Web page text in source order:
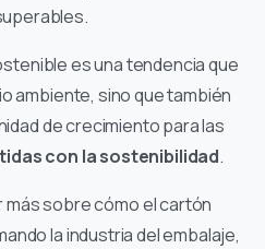
es una tendencia que
ambiente, sino que también
de crecimiento para las
con la sostenibilidad.
sobre cómo el cartón
la industria del embalaje,